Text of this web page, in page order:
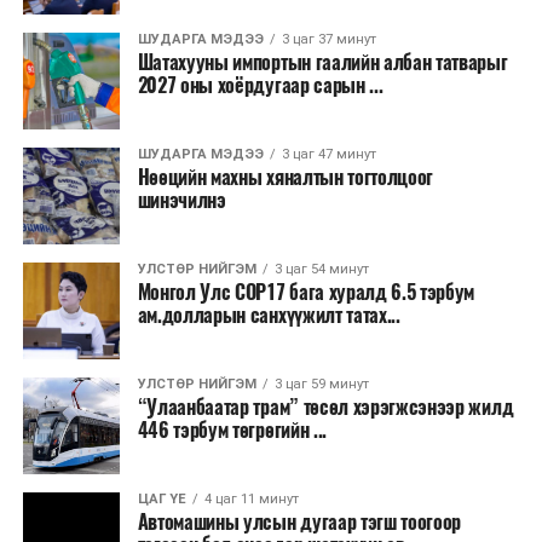
секундэд 4-9 метр. 25-27 хэм дулаан
байна.
2026 оны наймдугаар сарын 07-ноос
2026 оны наймдугаар сарын 11-нийг хүртэлх
цаг агаарын урьдчилсан төлөв
Наймдугаар сарын 7-нд баруун болон төвийн
аймгуудын нутгийн хойд хэсгээр, 8-нд баруун
аймгуудын нутгийн хойд хэсэг, төвийн
аймгуудын нутгийн зарим газраар, 9-нд баруун
аймгуудын нутгийн зүүн, говийн аймгуудын
нутгийн хойд, зүүн аймгуудын нутгийн баруун
хэсэг, төвийн аймгуудын ихэнх нутгаар, 10-нд
төв, зүүн, говийн аймгуудын ихэнх нутгаар
бороо, дуу цахилгаантай аадар бороо орно. Салхи
ихэнх хугацаанд секундэд 5-10 метр, 9-нд
Алтайн салбар уулс, Арц-Богдын өвөр
ШУДАРГА МЭДЭЭ 3 цаг 37 минут
Шатахууны импортын гаалийн албан татварыг
2027 оны хоёрдугаар сарын ...
ШУДАРГА МЭДЭЭ 3 цаг 47 минут
Нөөцийн махны хяналтын тогтолцоог
шинэчилнэ
УЛСТӨР НИЙГЭМ 3 цаг 54 минут
Монгол Улс COP17 бага хуралд 6.5 тэрбум
ам.долларын санхүүжилт татах...
УЛСТӨР НИЙГЭМ 3 цаг 59 минут
“Улаанбаатар трам” төсөл хэрэгжсэнээр жилд
446 тэрбум төгрөгийн ...
ЦАГ ҮЕ 4 цаг 11 минут
Автомашины улсын дугаар тэгш тоогоор